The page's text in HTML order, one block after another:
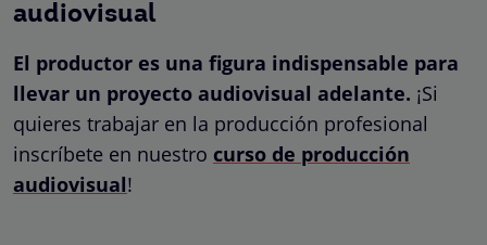
audiovisual
El productor es una figura indispensable para
llevar un proyecto audiovisual adelante. ¡Si
quieres trabajar en la producción profesional
inscríbete en nuestro curso de producción
audiovisual!